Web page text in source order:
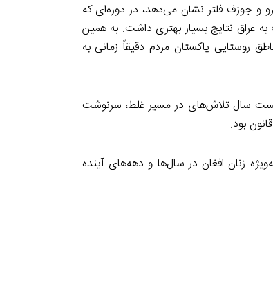
و جوزف فلتر نشان می‌دهد، در دوره‌ای که
عراق نتایج بسیار بهتری داشت. به همین
روستایی پاکستان مردم دقیقاً زمانی به
سال تلاش‌های در مسیر غلط، سرنوشت
بود.
زنان افغان در سال‌ها و دهه‌های آینده